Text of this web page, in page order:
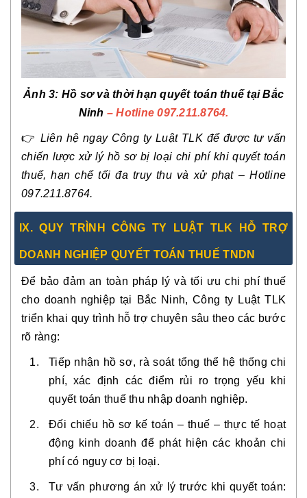
Ảnh 3: Hồ sơ và thời hạn quyết toán thuế tại Bắc
Ninh – Hotline 097.211.8764.
👉 Liên hệ ngay Công ty Luật TLK để được tư vấn
chiến lược xử lý hồ sơ bị loại chi phí khi quyết toán
thuế, hạn chế tối đa truy thu và xử phạt – Hotline
097.211.8764.
IX. QUY TRÌNH CÔNG TY LUẬT TLK HỖ TRỢ
DOANH NGHIỆP QUYẾT TOÁN THUẾ TNDN
Để bảo đảm an toàn pháp lý và tối ưu chi phí thuế
cho doanh nghiệp tại Bắc Ninh, Công ty Luật TLK
triển khai quy trình hỗ trợ chuyên sâu theo các bước
rõ ràng:
Tiếp nhận hồ sơ, rà soát tổng thể hệ thống chi
phí, xác định các điểm rủi ro trọng yếu khi
quyết toán thuế thu nhập doanh nghiệp.
Đối chiếu hồ sơ kế toán – thuế – thực tế hoạt
động kinh doanh để phát hiện các khoản chi
phí có nguy cơ bị loại.
Tư vấn phương án xử lý trước khi quyết toán: